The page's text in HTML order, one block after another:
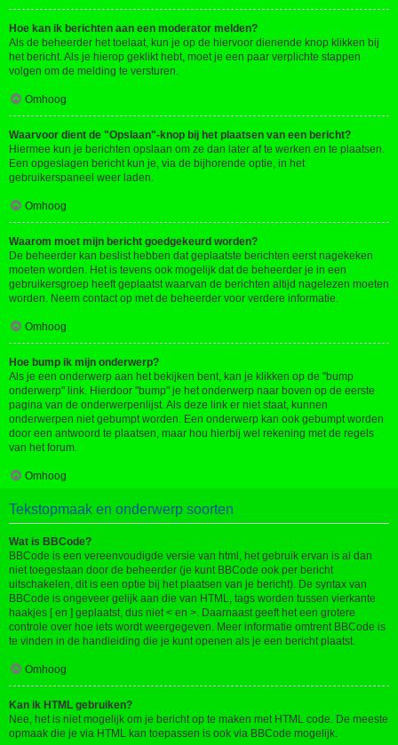
Hoe kan ik berichten aan een moderator melden?
Als de beheerder het toelaat, kun je op de hiervoor dienende knop klikken bij
het bericht. Als je hierop geklikt hebt, moet je een paar verplichte stappen
volgen om de melding te versturen.
Omhoog
Waarvoor dient de "Opslaan"-knop bij het plaatsen van een bericht?
Hiermee kun je berichten opslaan om ze dan later af te werken en te plaatsen.
Een opgeslagen bericht kun je, via de bijhorende optie, in het
gebruikerspaneel weer laden.
Omhoog
Waarom moet mijn bericht goedgekeurd worden?
De beheerder kan beslist hebben dat geplaatste berichten eerst nagekeken
moeten worden. Het is tevens ook mogelijk dat de beheerder je in een
gebruikersgroep heeft geplaatst waarvan de berichten altijd nagelezen moeten
worden. Neem contact op met de beheerder voor verdere informatie.
Omhoog
Hoe bump ik mijn onderwerp?
Als je een onderwerp aan het bekijken bent, kan je klikken op de "bump
onderwerp" link. Hierdoor "bump" je het onderwerp naar boven op de eerste
pagina van de onderwerpenlijst. Als deze link er niet staat, kunnen
onderwerpen niet gebumpt worden. Een onderwerp kan ook gebumpt worden
door een antwoord te plaatsen, maar hou hierbij wel rekening met de regels
van het forum.
Omhoog
Tekstopmaak en onderwerp soorten
Wat is BBCode?
BBCode is een vereenvoudigde versie van html, het gebruik ervan is al dan
niet toegestaan door de beheerder (je kunt BBCode ook per bericht
uitschakelen, dit is een optie bij het plaatsen van je bericht). De syntax van
BBCode is ongeveer gelijk aan die van HTML, tags worden tussen vierkante
haakjes [ en ] geplaatst, dus niet < en >. Daarnaast geeft het een grotere
controle over hoe iets wordt weergegeven. Meer informatie omtrent BBCode is
te vinden in de handleiding die je kunt openen als je een bericht plaatst.
Omhoog
Kan ik HTML gebruiken?
Nee, het is niet mogelijk om je bericht op te maken met HTML code. De meeste
opmaak die je via HTML kan toepassen is ook via BBCode mogelijk.